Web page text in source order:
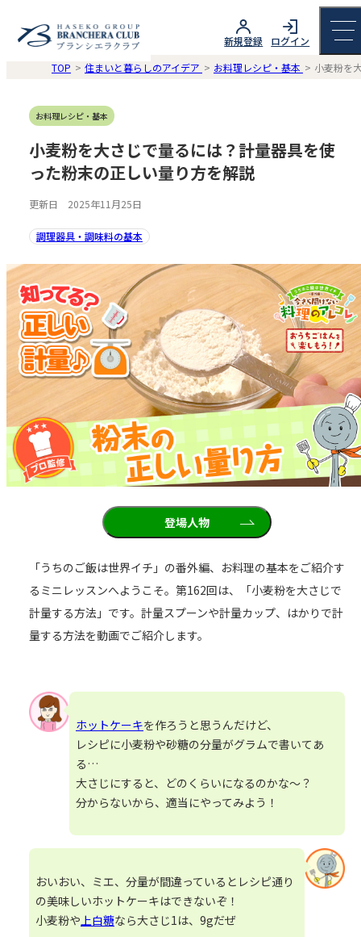
新規登録
ログイン
TOP
住まいと暮らしのアイデア お料理レシピ・基本 小麦粉を
お料理レシピ・基本
小麦粉を大さじで量るには？計量器具を使
った粉末の正しい量り方を解説
更新日 2025年11月25日
調理器具・調味料の基本
登場人物
「うちのご飯は世界イチ」の番外編、お料理の基本をご紹介す
るミニレッスンへようこそ。第162回は、「小麦粉を大さじで
計量する方法」です。計量スプーンや計量カップ、はかりで計
量する方法を動画でご紹介します。
ホットケーキを作ろうと思うんだけど、
レシピに小麦粉や砂糖の分量がグラムで書いてあ
る…
大さじにすると、どのくらいになるのかな～？
分からないから、適当にやってみよう！
おいおい、ミエ、分量が間違っているとレシピ通り
の美味しいホットケーキはできないぞ！
小麦粉や上白糖なら大さじ1は、9gだぜ